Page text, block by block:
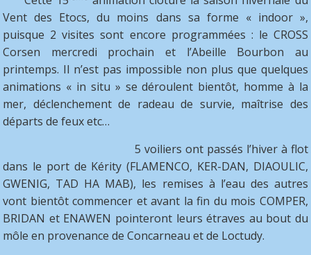
Vent des Etocs, du moins dans sa forme « indoor »,
puisque 2 visites sont encore programmées : le CROSS
Corsen mercredi prochain et l’Abeille Bourbon au
printemps. Il n’est pas impossible non plus que quelques
animations « in situ » se déroulent bientôt, homme à la
mer, déclenchement de radeau de survie, maîtrise des
départs de feux etc…
5 voiliers ont passés l’hiver à flot
dans le port de Kérity (FLAMENCO, KER-DAN, DIAOULIC,
GWENIG, TAD HA MAB), les remises à l’eau des autres
vont bientôt commencer et avant la fin du mois COMPER,
BRIDAN et ENAWEN pointeront leurs étraves au bout du
môle en provenance de Concarneau et de Loctudy.